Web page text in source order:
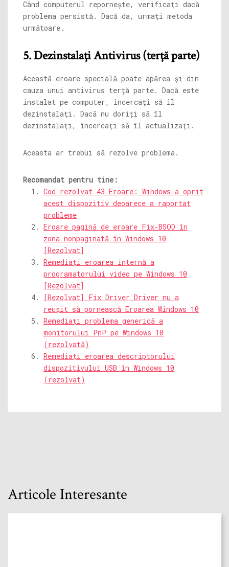
Când computerul repornește, verificați dacă
problema persistă. Dacă da, urmați metoda
următoare.
5. Dezinstalați Antivirus (terță parte)
Această eroare specială poate apărea și din
cauza unui antivirus terță parte. Dacă este
instalat pe computer, încercați să îl
dezinstalați. Dacă nu doriți să îl
dezinstalați, încercați să îl actualizați.
Aceasta ar trebui să rezolve problema.
Recomandat pentru tine:
Cod rezolvat 43 Eroare: Windows a oprit
acest dispozitiv deoarece a raportat
probleme
Eroare pagină de eroare Fix-BSOD în
zona nonpaginată în Windows 10
[Rezolvat]
Remediați eroarea internă a
programatorului video pe Windows 10
[Rezolvat]
[Rezolvat] Fix Driver Driver nu a
reușit să pornească Eroarea Windows 10
Remediați problema generică a
monitorului PnP pe Windows 10
(rezolvată)
Remediați eroarea descriptorului
dispozitivului USB în Windows 10
(rezolvat)
Articole Interesante